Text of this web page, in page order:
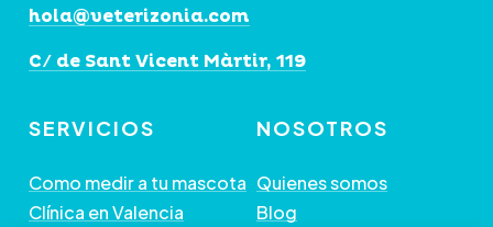
hola@veterizonia.com
C/ de Sant Vicent Màrtir, 119
SERVICIOS
Como medir a tu mascota
Clínica en Valencia
NOSOTROS
Quienes somos
Blog